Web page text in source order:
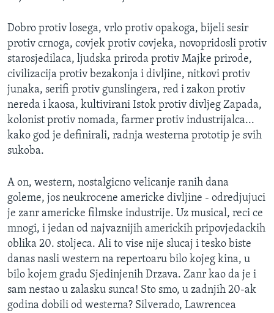
Dobro protiv losega, vrlo protiv opakoga, bijeli sesir
protiv crnoga, covjek protiv covjeka, novopridosli protiv
starosjedilaca, ljudska priroda protiv Majke prirode,
civilizacija protiv bezakonja i divljine, nitkovi protiv
junaka, serifi protiv gunslingera, red i zakon protiv
nereda i kaosa, kultivirani Istok protiv divljeg Zapada,
kolonist protiv nomada, farmer protiv industrijalca...
kako god je definirali, radnja westerna prototip je svih
sukoba.
A on, western, nostalgicno velicanje ranih dana
goleme, jos neukrocene americke divljine - odredjujuci
je zanr americke filmske industrije. Uz musical, reci ce
mnogi, i jedan od najvaznijih americkih pripovjedackih
oblika 20. stoljeca. Ali to vise nije slucaj i tesko biste
danas nasli western na repertoaru bilo kojeg kina, u
bilo kojem gradu Sjedinjenih Drzava. Zanr kao da je i
sam nestao u zalasku sunca! Sto smo, u zadnjih 20-ak
godina dobili od westerna? Silverado, Lawrencea